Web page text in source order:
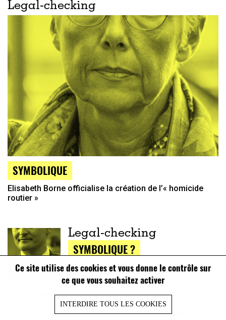
Ce site utilise des cookies et vous donne le contrôle sur
ce que vous souhaitez activer
INTERDIRE TOUS LES COOKIES
Legal-checking
SYMBOLIQUE
Elisabeth Borne officialise la création de l’« homicide
routier »
Legal-checking
SYMBOLIQUE ?
Comme leçon de l’affaire Pierre Palmade, Gérald
Darmanin propose la création d’un délit d’« homicide
routier » en cas d’accident mortel commis sous